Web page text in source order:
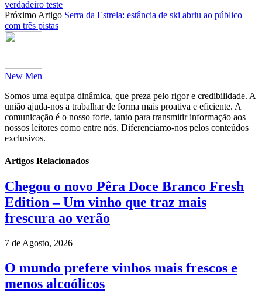
verdadeiro teste
Próximo Artigo Serra da Estrela: estância de ski abriu ao público
com três pistas
New Men
Somos uma equipa dinâmica, que preza pelo rigor e credibilidade. A
união ajuda-nos a trabalhar de forma mais proativa e eficiente. A
comunicação é o nosso forte, tanto para transmitir informação aos
nossos leitores como entre nós. Diferenciamo-nos pelos conteúdos
exclusivos.
Artigos Relacionados
Chegou o novo Pêra Doce Branco Fresh
Edition – Um vinho que traz mais
frescura ao verão
7 de Agosto, 2026
O mundo prefere vinhos mais frescos e
menos alcoólicos